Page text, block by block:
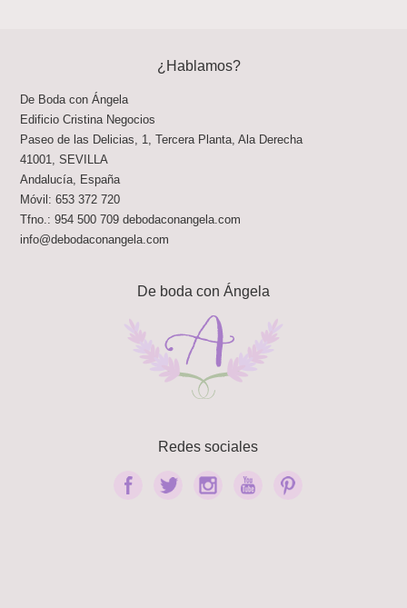
¿Hablamos?
De Boda con Ángela
Edificio Cristina Negocios
Paseo de las Delicias, 1, Tercera Planta, Ala Derecha
41001,SEVILLA
Andalucía, España
Móvil:653 372 720
Tfno.:954 500 709 debodaconangela.com
info@debodaconangela.com
De boda con Ángela
Redes sociales